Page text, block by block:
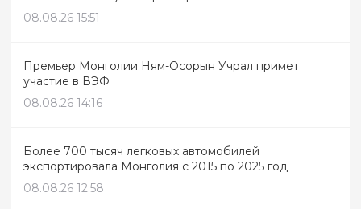
08.08.26 15:51
Премьер Монголии Ням-Осорын Учрал примет
участие в ВЭФ
08.08.26 14:16
Более 700 тысяч легковых автомобилей
экспортировала Монголия с 2015 по 2025 год
08.08.26 12:58